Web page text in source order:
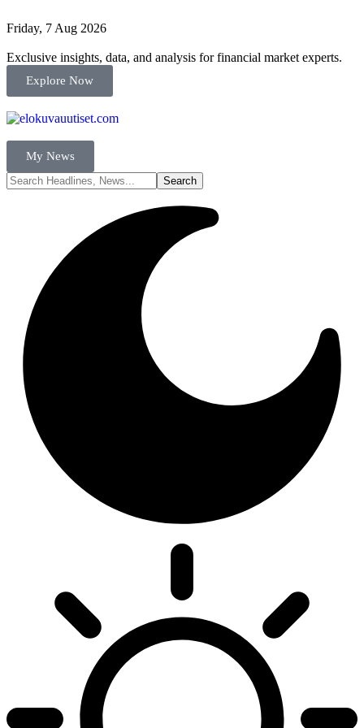
Friday, 7 Aug 2026
Exclusive insights, data, and analysis for financial market experts.
Explore Now
My News